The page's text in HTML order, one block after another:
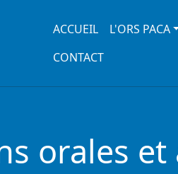
Main navigation
ACCUEIL L'ORS PACA
CONTACT
orales et